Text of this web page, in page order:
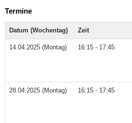
Termine
Datum (Wochentag) Zeit
14.04.2025 (Montag) 16:15 - 17:45
28.04.2025 (Montag) 16:15 - 17:45